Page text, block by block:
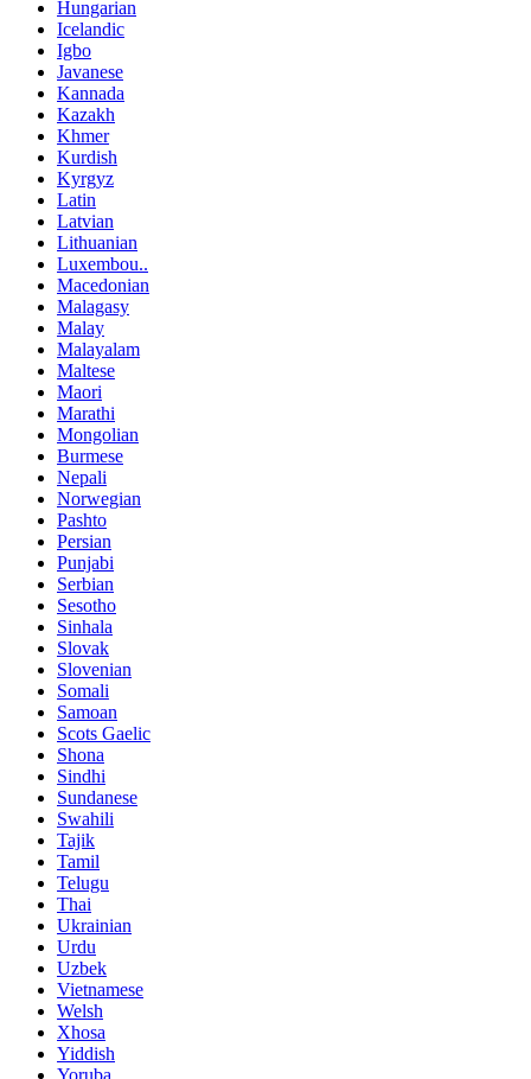
Hungarian
Icelandic
Igbo
Javanese
Kannada
Kazakh
Khmer
Kurdish
Kyrgyz
Latin
Latvian
Lithuanian
Luxembou..
Macedonian
Malagasy
Malay
Malayalam
Maltese
Maori
Marathi
Mongolian
Burmese
Nepali
Norwegian
Pashto
Persian
Punjabi
Serbian
Sesotho
Sinhala
Slovak
Slovenian
Somali
Samoan
Scots Gaelic
Shona
Sindhi
Sundanese
Swahili
Tajik
Tamil
Telugu
Thai
Ukrainian
Urdu
Uzbek
Vietnamese
Welsh
Xhosa
Yiddish
Yoruba